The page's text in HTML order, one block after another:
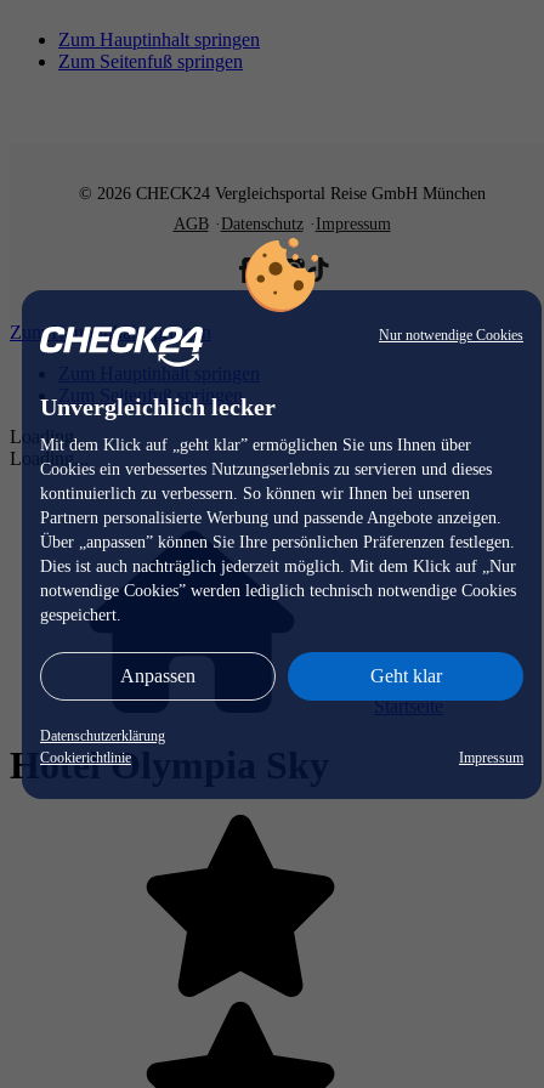
Nur notwendige Cookies
Unvergleichlich lecker
Mit dem Klick auf „geht klar” ermöglichen Sie uns Ihnen über
Cookies ein verbessertes Nutzungserlebnis zu servieren und dieses
kontinuierlich zu verbessern. So können wir Ihnen bei unseren
Partnern personalisierte Werbung und passende Angebote anzeigen.
Über „anpassen” können Sie Ihre persönlichen Präferenzen festlegen.
Dies ist auch nachträglich jederzeit möglich. Mit dem Klick auf „Nur
notwendige Cookies” werden lediglich technisch notwendige Cookies
gespeichert.
Anpassen Geht klar
Datenschutzerklärung
Cookierichtlinie
Impressum
Zum Hauptinhalt springen
Zum Seitenfuß springen
© 2026 CHECK24 Vergleichsportal Reise GmbH München
AGB
Datenschutz Impressum
Zum Hauptinhalt springen
Zum Hauptinhalt springen
Zum Seitenfuß springen
Loading...
Loading...
Startseite
Hotel Olympia Sky